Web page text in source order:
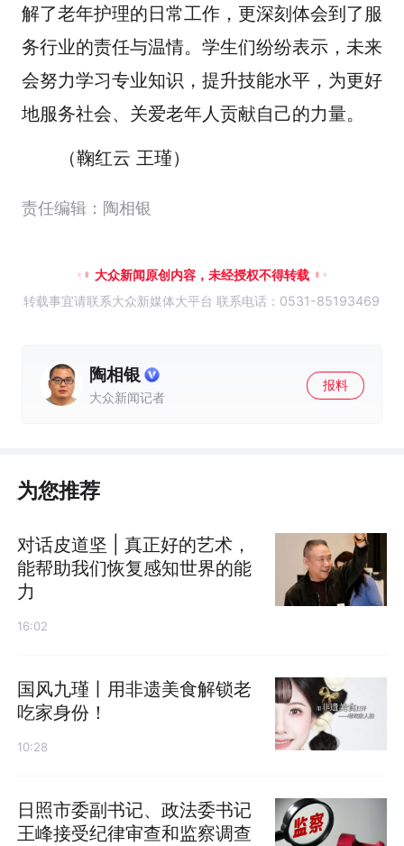
解了老年护理的日常工作，更深刻体会到了服
务行业的责任与温情。学生们纷纷表示，未来
会努力学习专业知识，提升技能水平，为更好
地服务社会、关爱老年人贡献自己的力量。
（鞠红云 王瑾）
责任编辑：陶相银
大众新闻原创内容，未经授权不得转载
转载事宜请联系大众新媒体大平台 联系电话：0531-85193469
陶相银
大众新闻记者
报料
为您推荐
对话皮道坚 | 真正好的艺术，
能帮助我们恢复感知世界的能
力
16:02
国风九瑾丨用非遗美食解锁老
吃家身份！
10:28
日照市委副书记、政法委书记
王峰接受纪律审查和监察调查